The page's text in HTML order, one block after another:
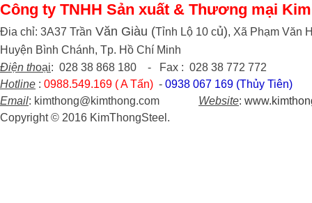
Công ty TNHH Sản xuất & Thương mại
Đia chỉ: 3A37 Trần Văn Giàu (Tỉnh Lộ 10 củ), Xã Phạm Văn
Huyện Bình Chánh, Tp. Hồ Chí Minh
Điện thoại: 028 38 868 180 - Fax : 028 38 772 772
Hotline : 0988.549.169 ( A Tấn) - 0938 067 169 (Thủy Tiên)
Email: kimthong@kimthong.com Website:
Copyright © 2016 KimThongSteel.